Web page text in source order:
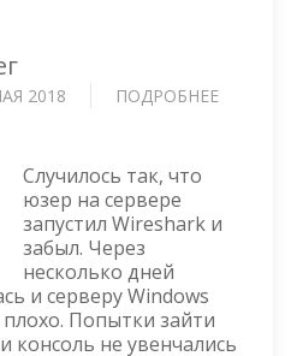
2018 ПОДРОБНЕЕ
Случилось так, что
юзер на сервере
запустил Wireshark и
забыл. Через
несколько дней
и серверу Windows
плохо. Попытки зайти
консоль не увенчались